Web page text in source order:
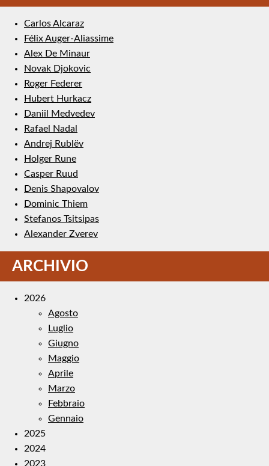
Carlos Alcaraz
Félix Auger-Aliassime
Alex De Minaur
Novak Djokovic
Roger Federer
Hubert Hurkacz
Daniil Medvedev
Rafael Nadal
Andrej Rublëv
Holger Rune
Casper Ruud
Denis Shapovalov
Dominic Thiem
Stefanos Tsitsipas
Alexander Zverev
ARCHIVIO
2026
Agosto
Luglio
Giugno
Maggio
Aprile
Marzo
Febbraio
Gennaio
2025
2024
2023